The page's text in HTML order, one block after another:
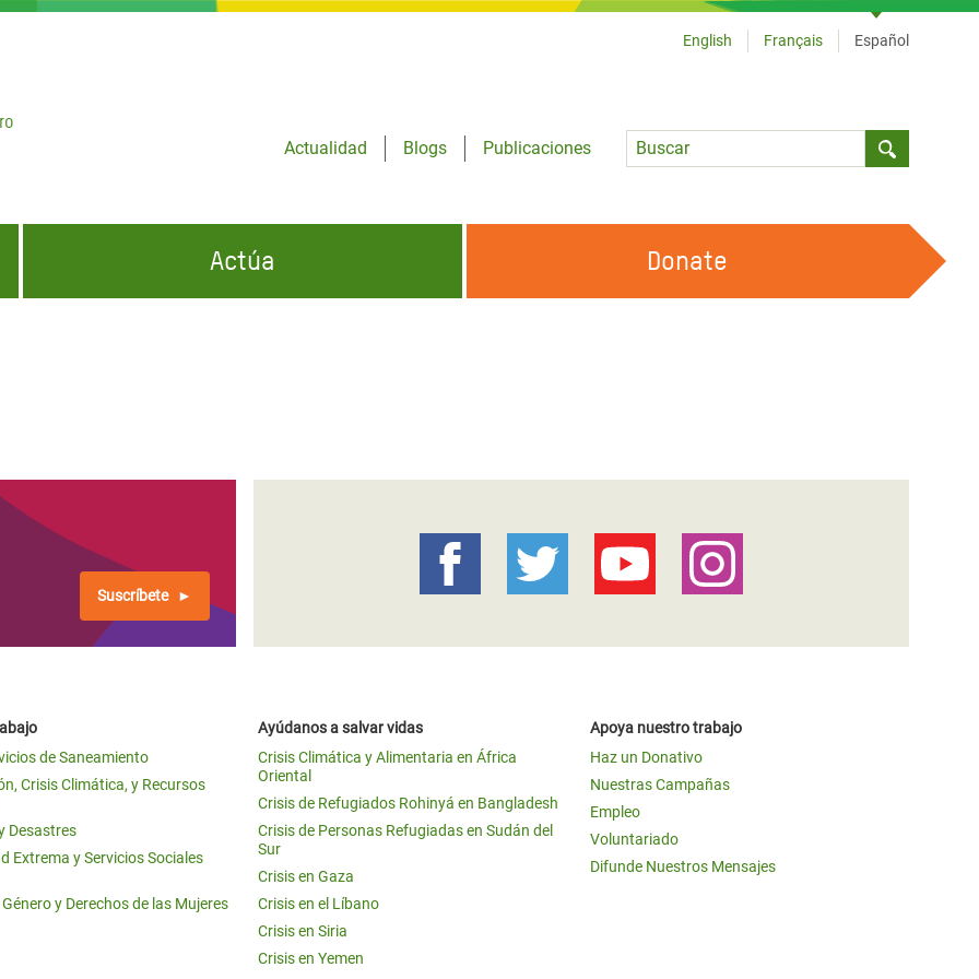
Actualidad
Blogs
Publicaciones
Language
English Français Español
Climática y Alimentaria
Oriental
de Personas Refugiadas
del Sur
Siria
Yemen
Actúa Donate
Suscríbete
de Saneamiento
Crisis Climática, y Recursos
Desastres
Extrema y Servicios Sociales
y Derechos de las Mujeres
Ayúdanos a salvar vidas
Crisis Climática y Alimentaria en África
Oriental
Crisis de Refugiados Rohinyá en Bangladesh
Crisis de Personas Refugiadas en Sudán del
Sur
Crisis en Gaza
Crisis en el Líbano
Crisis en Siria
Crisis en Yemen
Apoya nuestro trabajo
Haz un Donativo
Nuestras Campañas
Empleo
Voluntariado
Difunde Nuestros Mensajes